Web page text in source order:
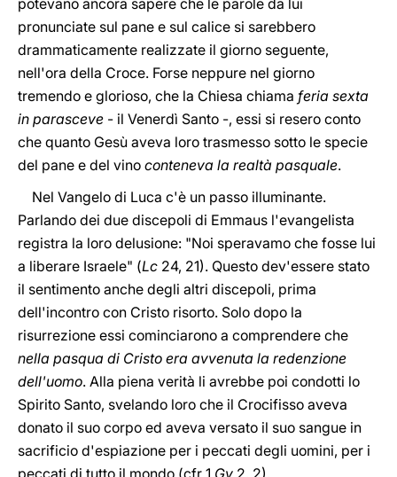
pronunciate sul pane e sul calice si sarebbero
drammaticamente realizzate il giorno seguente,
nell'ora della Croce. Forse neppure nel giorno
tremendo e glorioso, che la Chiesa chiama feria sexta
in parasceve - il Venerdì Santo -, essi si resero conto
che quanto Gesù aveva loro trasmesso sotto le specie
del pane e del vino conteneva la realtà pasquale.
Nel Vangelo di Luca c'è un passo illuminante.
Parlando dei due discepoli di Emmaus l'evangelista
registra la loro delusione: "Noi speravamo che fosse lui
a liberare Israele" (Lc 24, 21). Questo dev'essere stato
il sentimento anche degli altri discepoli, prima
dell'incontro con Cristo risorto. Solo dopo la
risurrezione essi cominciarono a comprendere che
nella pasqua di Cristo era avvenuta la redenzione
dell'uomo. Alla piena verità li avrebbe poi condotti lo
Spirito Santo, svelando loro che il Crocifisso aveva
donato il suo corpo ed aveva versato il suo sangue in
sacrificio d'espiazione per i peccati degli uomini, per i
peccati di tutto il mondo (cfr 1 Gv 2, 2).